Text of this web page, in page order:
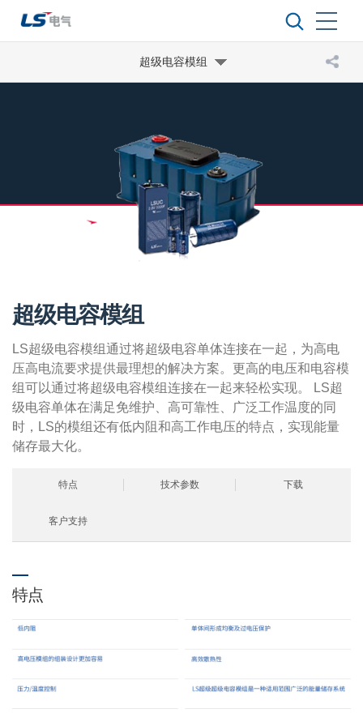
​ 超级电容模组
超级电容模组
LS超级电容模组通过将超级电容单体连接在一起，为高电
压高电流要求提供最理想的解决方案。更高的电压和电容模
组可以通过将超级电容模组连接在一起来轻松实现。 LS超
级电容单体在满足免维护、高可靠性、广泛工作温度的同
时，LS的模组还有低内阻和高工作电压的特点，实现能量
储存最大化。
特点 技术参数 下载
客户支持
特点